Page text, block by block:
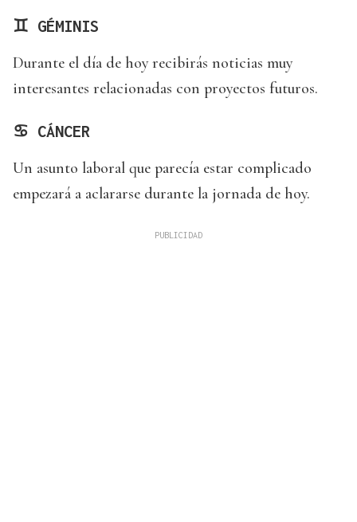
♊ GÉMINIS
Durante el día de hoy recibirás noticias muy
interesantes relacionadas con proyectos futuros.
♋ CÁNCER
Un asunto laboral que parecía estar complicado
empezará a aclararse durante la jornada de hoy.